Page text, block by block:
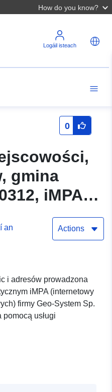
How do you know?
Logáil isteach
0
gmina
iMPA) -
WMS
an
Actions
i adresów prowadzona
iMPA (internetowy
firmy Geo-System Sp.
usługi